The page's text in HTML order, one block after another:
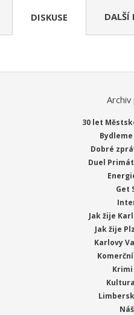
DISKUSE DALŠÍ
30 let
Dobré
Duel
Get
Jak žije
Jak žije
Karlovy
Krimi